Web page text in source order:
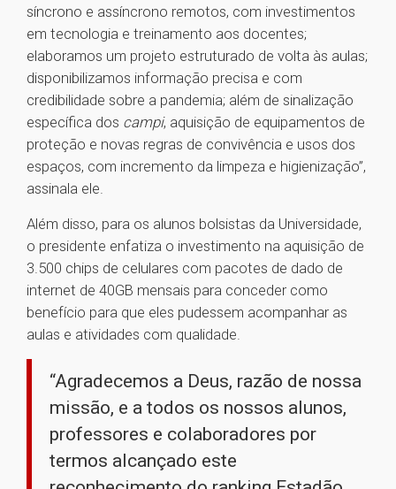
síncrono e assíncrono remotos, com investimentos
em tecnologia e treinamento aos docentes;
elaboramos um projeto estruturado de volta às aulas;
disponibilizamos informação precisa e com
credibilidade sobre a pandemia; além de sinalização
específica dos campi, aquisição de equipamentos de
proteção e novas regras de convivência e usos dos
espaços, com incremento da limpeza e higienização”,
assinala ele.
Além disso, para os alunos bolsistas da Universidade,
o presidente enfatiza o investimento na aquisição de
3.500 chips de celulares com pacotes de dado de
internet de 40GB mensais para conceder como
benefício para que eles pudessem acompanhar as
aulas e atividades com qualidade.
“Agradecemos a Deus, razão de nossa
missão, e a todos os nossos alunos,
professores e colaboradores por
termos alcançado este